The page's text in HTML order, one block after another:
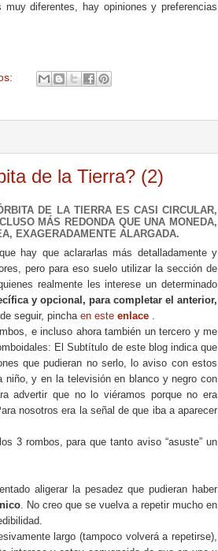
diferentes, hay opiniones y preferencias
de la Tierra? (2)
DE LA TIERRAES CASI CIRCULAR,
MÁS REDONDA QUE UNA MONEDA,
EXAGERADAMENTE ALARGADA.
hay que aclararlas más detalladamente y
pero para eso suelo utilizar la sección de
realmente les interese un determinado
y opcional, para completar el anterior,
seguir, pincha en este enlace .
e incluso ahora también un tercero y me
El Subtítulo de este blog indica que
que pudieran no serlo, lo aviso con estos
niño, y en la televisión en blanco y negro con
advertir que no lo viéramos porque no era
nosotros era la señal de que iba a aparecer
3 rombos, para que tanto aviso “asuste” un
aligerar la pesadez que pudieran haber
. No creo que se vuelva a repetir mucho en
largo (tampoco volverá a repetirse),